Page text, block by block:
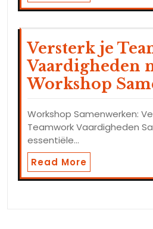
Versterk je
Vaardigheden
Workshop
Workshop Samenwerken:
Teamwork Vaardigheden
essentiële…
Read More